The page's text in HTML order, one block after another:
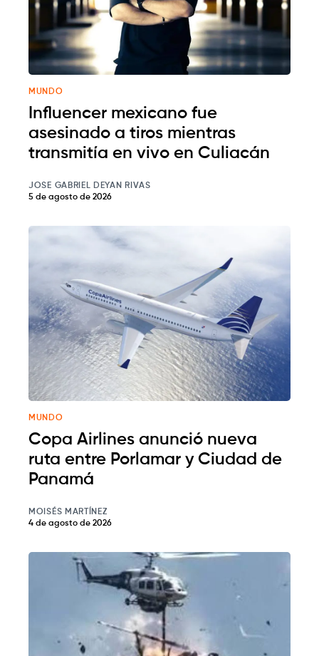
MUNDO
Influencer mexicano fue
asesinado a tiros mientras
transmitía en vivo en Culiacán
JOSE GABRIEL DEYAN RIVAS
5 de agosto de 2026
MUNDO
Copa Airlines anunció nueva
ruta entre Porlamar y Ciudad de
Panamá
MOISÉS MARTÍNEZ
4 de agosto de 2026